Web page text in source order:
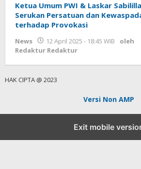
Ketua Umum PWI & Laskar
Serukan Persatuan dan
terhadap Provokasi
News 12 April 2025 - 18:45 WIB
oleh
Redaktur Redaktur
HAK CIPTA @ 2023
Versi Non AMP
Exit mobile